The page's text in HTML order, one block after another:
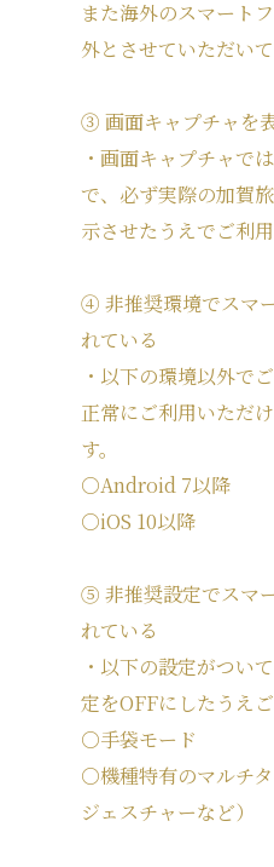
また海外のスマート
外とさせていただいて
③ 画面キャプチャを
・画面キャプチャで
で、必ず実際の加賀
示させたうえでご利用
④ 非推奨環境でスマ
れている
・以下の環境以外で
正常にご利用いただ
す。
○Android 7以降
○iOS 10以降
⑤ 非推奨設定でスマ
れている
・以下の設定がつい
定をOFFにしたうえご
○手袋モード
○機種特有のマルチ
ジェスチャーなど）